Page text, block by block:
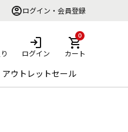
ログイン・会員登録
ログイン
0
カート
アウトレットセール